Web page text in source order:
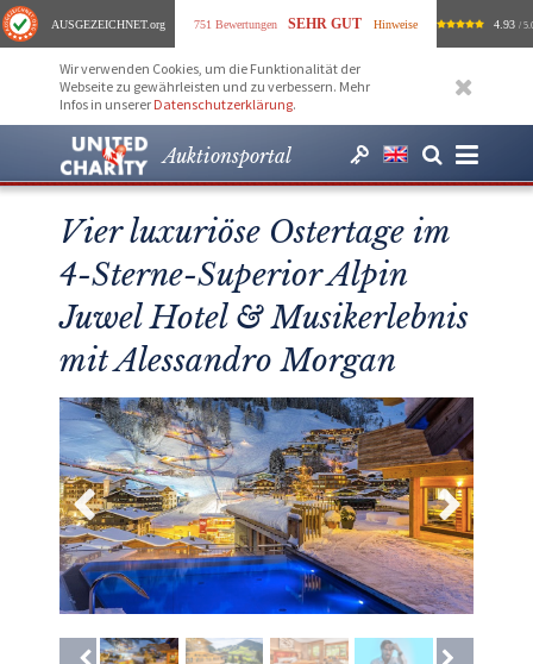
AUSGEZEICHNET.org 751 Bewertungen SEHR GUT Hinweise 4.93 /
Wir verwenden Cookies, um die Funktionalität der
Webseite zu gewährleisten und zu verbessern. Mehr
Infos in unserer Datenschutzerklärung.
Auktionsportal
Vier luxuriöse Ostertage im
4-Sterne-Superior Alpin
Juwel Hotel & Musikerlebnis
mit Alessandro Morgan